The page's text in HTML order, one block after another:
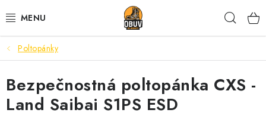
na
PRACOVNÁ A BEZPEČNOSTNÁ OBUV
VOĽNOČASOVÁ OBUV
VÝPREDAJ
Poltopánky
Bezpečnostná poltopánka CXS -
Land Saibai S1PS ESD